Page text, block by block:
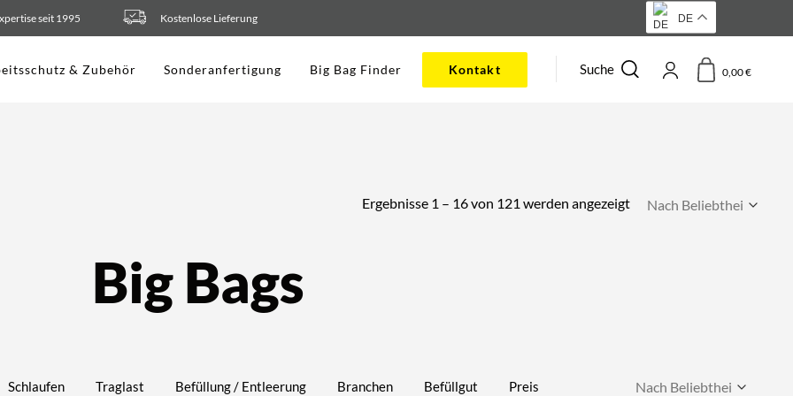
seit 1995 Kostenlose Lieferung DE
& Zubehör Sonderanfertigung Big Bag Finder Kontakt Suche 0,00€
Ergebnisse 1 – 16 von 121 werden angezeigtNach
Big Bags
Schlaufen Traglast Befüllung / Entleerung Branchen Befüllgut Preis